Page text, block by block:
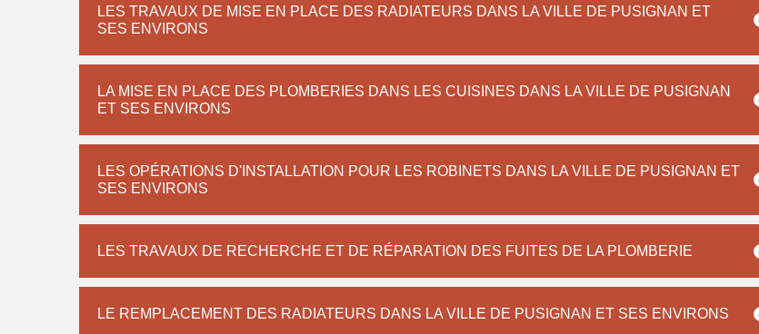
LES TRAVAUX DE MISE EN PLACE DES RADIATEURS DANS LA VILLE DE PUSIGNAN ET
SES ENVIRONS
LA MISE EN PLACE DES PLOMBERIES DANS LES CUISINES DANS LA VILLE DE PUSIGNAN
ET SES ENVIRONS
LES OPÉRATIONS D'INSTALLATION POUR LES ROBINETS DANS LA VILLE DE PUSIGNAN ET
SES ENVIRONS
LES TRAVAUX DE RECHERCHE ET DE RÉPARATION DES FUITES DE LA PLOMBERIE
LE REMPLACEMENT DES RADIATEURS DANS LA VILLE DE PUSIGNAN ET SES ENVIRONS